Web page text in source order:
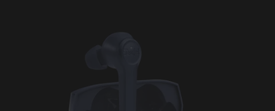
Weitere Informationen sind in der